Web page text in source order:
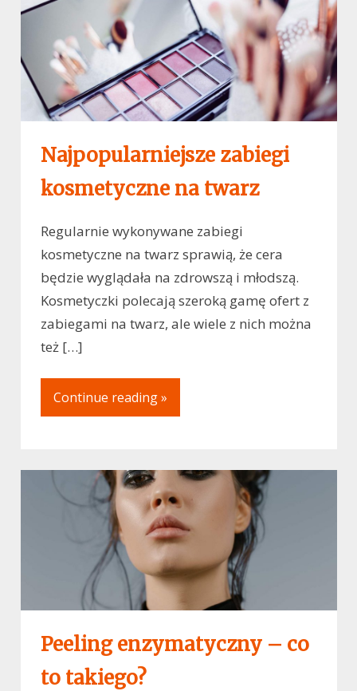
Najpopularniejsze zabiegi
kosmetyczne na twarz
Regularnie wykonywane zabiegi
kosmetyczne na twarz sprawią, że cera
będzie wyglądała na zdrowszą i młodszą.
Kosmetyczki polecają szeroką gamę ofert z
zabiegami na twarz, ale wiele z nich można
też […]
Continue reading »
Peeling enzymatyczny – co
to takiego?